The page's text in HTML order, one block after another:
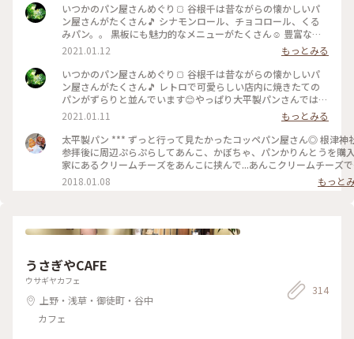
いつかのパン屋さんめぐり🍞 谷根千は昔ながらの懐かしいパ
ン屋さんがたくさん🎵 シナモンロール、チョコロール、くる
みパン。。 黒板にも魅力的なメニューがたくさん☺️ 豊富な種
類で迷っちゃいます♡ またのんきにパン屋さんめぐりしたい
なぁっ♪ #大平製パン #惣菜パン #コッペパン #昔ながら #懐か
しい #豊富な種類 #たくさん #谷根千 #谷中 #根津 #千駄木 #千
駄木のパン屋 #お散歩 #根津さんぽ #パン屋さん #パン屋さん
めぐり
2021.01.12
もっとみる
いつかのパン屋さんめぐり🍞 谷根千は昔ながらの懐かしいパ
ン屋さんがたくさん🎵 レトロで可愛らしい店内に焼きたての
パンがずらりと並んでいます😊やっぱり大平製パンさんでは惣
菜コッペパンははずせないかな😋♡ みなさんはお好きなコッ
ペパンありますか？ てくてくお散歩しながらパンを買う😊 こ
んな世の中になった今、のんきで平和だったなぁと思い返して
います😊 #大平製パン #コッペパン #昔ながら #懐かしい #レ
トロ #可愛い #惣菜パン #パン #谷中 #根津 #千駄木 #谷根千 #
2021.01.11
もっとみる
太平製パン *** ずっと行って見たかったコッペパン屋さん◎ 根津神社
参拝後に周辺ぷらぷらしてあんこ、かぼちゃ、パンかりんとうを購
家にあるクリームチーズをあんこに挟んで...あんこクリームチーズ
きます🙌🏻💓 #ことりっぷ#パン#コッペパン#パンのある生活#あんこ#
粒あん#クリームチーズ#コーヒー
2018.01.08 もっと
うさぎやCAFE
ウサギヤカフェ
上野・浅草・御徒町・谷中
カフェ
314